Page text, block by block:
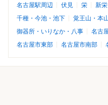
名古屋駅周辺 伏見 栄 新栄
千種・今池・池下
覚王山・本
御器所・いりなか・八事
名古
名古屋市東部
名古屋市南部